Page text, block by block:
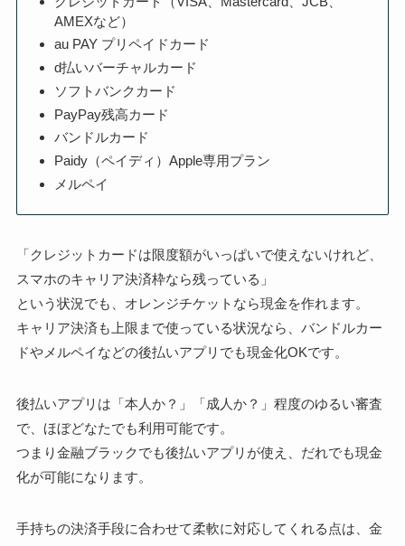
AMEXなど）
au PAY プリペイドカード
d払いバーチャルカード
ソフトバンクカード
PayPay残高カード
バンドルカード
Paidy（ペイディ）Apple専用プラン
メルペイ
「クレジットカードは限度額がいっぱいで使えないけれど、
スマホのキャリア決済枠なら残っている」
という状況でも、オレンジチケットなら現金を作れます。
キャリア決済も上限まで使っている状況なら、バンドルカー
ドやメルペイなどの後払いアプリでも現金化OKです。
後払いアプリは「本人か？」「成人か？」程度のゆるい審査
で、ほぼどなたでも利用可能です。
つまり金融ブラックでも後払いアプリが使え、だれでも現金
化が可能になります。
手持ちの決済手段に合わせて柔軟に対応してくれる点は、金